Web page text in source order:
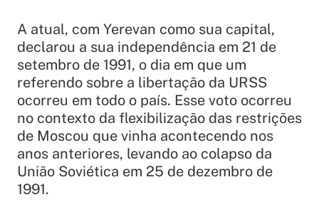
A atual, com Yerevan como sua capital,
declarou a sua independência em 21 de
setembro de 1991, o dia em que um
referendo sobre a libertação da URSS
ocorreu em todo o país. Esse voto ocorreu
no contexto da flexibilização das restrições
de Moscou que vinha acontecendo nos
anos anteriores, levando ao colapso da
União Soviética em 25 de dezembro de
1991.